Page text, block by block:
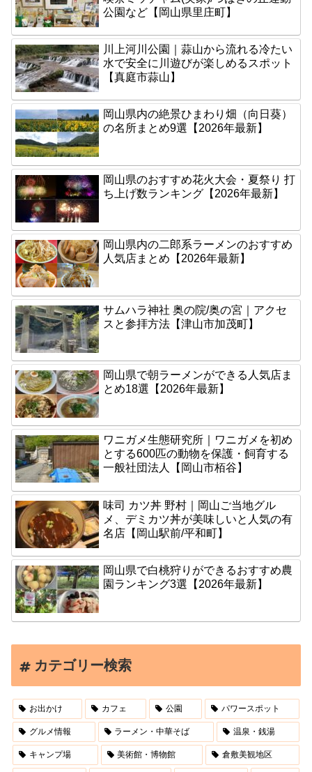
公園など【岡山県里庄町】
川上河川公園｜蒜山から流れる冷たい
水で安全に川遊びが楽しめるスポット
【真庭市蒜山】
岡山県内の絶景ひまわり畑（向日葵）
の名所まとめ9選【2026年最新】
岡山県のおすすめ花火大会・夏祭り 打
ち上げ数ランキング【2026年最新】
岡山県内の二郎系ラーメンのおすすめ
人気店まとめ【2026年最新】
サムハラ神社 奥の院/奥の宮｜アクセ
スと参拝方法【津山市加茂町】
岡山県で朝ラーメンができる人気店ま
とめ18選【2026年最新】
ワニガメ生態研究所｜ワニガメを初め
とする600匹の動物を保護・飼育する
一般社団法人【岡山市栢谷】
味司 カツ丼 野村｜岡山ご当地グル
メ、デミカツ丼が美味しいと人気の有
名店【岡山駅前/平和町】
岡山県で白桃狩りができるおすすめ農
園ランキング3選【2026年最新】
カテゴリー検索
お出かけ カフェ 公園 パワースポット
グルメ情報 ラーメン・中華そば 温泉・銭湯
キャンプ場 美術館・博物館 倉敷美観地区